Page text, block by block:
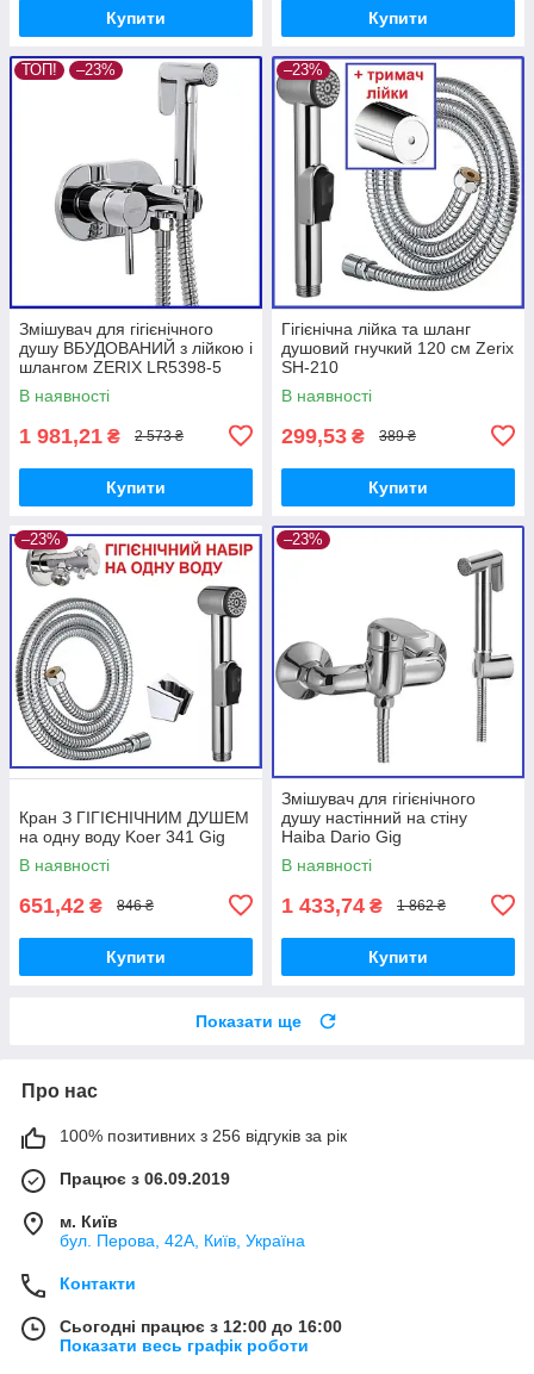
Купити Купити
ТОП! –23%
Змішувач для гігієнічного
душу ВБУДОВАНИЙ з лійкою і
шлангом ZERIX LR5398-5
(LL1775)
В наявності
1 981,21 ₴ 2 573 ₴
Купити
–23%
Гігієнічна лійка та шланг
душовий гнучкий 120 см Zerix
SH-210
В наявності
299,53 ₴ 389 ₴
Купити
–23%
Кран З ГІГІЄНІЧНИМ ДУШЕМ
на одну воду Koer 341 Gig
В наявності
651,42 ₴ 846 ₴
Купити
–23%
Змішувач для гігієнічного
душу настінний на стіну
Haiba Dario Gig
В наявності
1 433,74 ₴ 1 862 ₴
Купити
Показати ще
Про нас
100% позитивних з 256 відгуків за рік
Працює з 06.09.2019
м. Київ
бул. Перова, 42А, Київ, Україна
Контакти
Сьогодні працює з 12:00 до 16:00
Показати весь графік роботи